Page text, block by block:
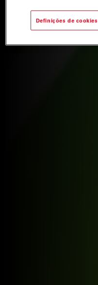
Definições de cookies